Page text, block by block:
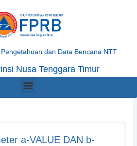
dan Data Bencana NTT
Nusa Tenggara Timur
Menu
a-VALUE DAN b-